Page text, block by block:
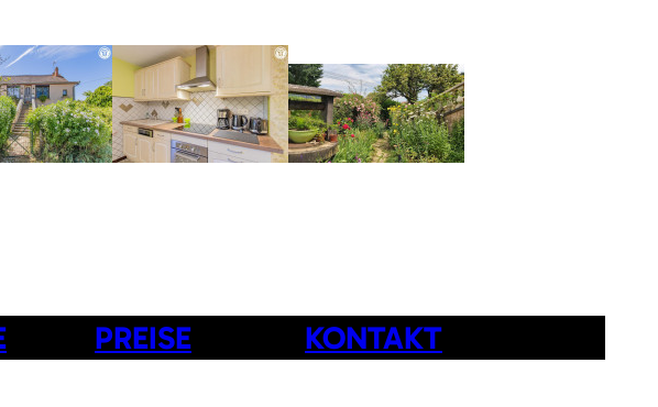
PREISE KONTAKT